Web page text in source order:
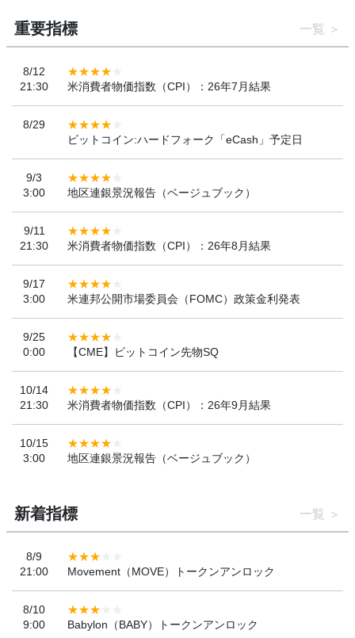
重要指標 一覧
8/12
21:30
米消費者物価指数（CPI）：26年7月結果
8/29
ビットコイン:ハードフォーク「eCash」予定日
9/3
3:00
地区連銀景況報告（ベージュブック）
9/11
21:30
米消費者物価指数（CPI）：26年8月結果
9/17
3:00
米連邦公開市場委員会（FOMC）政策金利発表
9/25
0:00
【CME】ビットコイン先物SQ
10/14
21:30
米消費者物価指数（CPI）：26年9月結果
10/15
3:00
地区連銀景況報告（ベージュブック）
新着指標 一覧
8/9
21:00
Movement（MOVE）トークンアンロック
8/10
9:00
Babylon（BABY）トークンアンロック